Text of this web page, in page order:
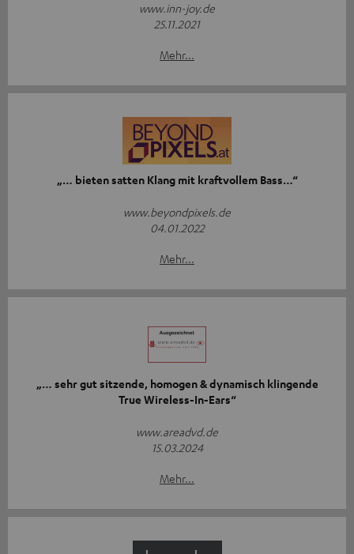
www.inn-joy.de
25.11.2021
Mehr...
„… bieten satten Klang mit kraftvollem Bass…“
www.beyondpixels.de
04.01.2022
Mehr...
„… sehr gut sitzende, homogen & dynamisch klingende
True Wireless-In-Ears“
www.areadvd.de
15.03.2024
Mehr...